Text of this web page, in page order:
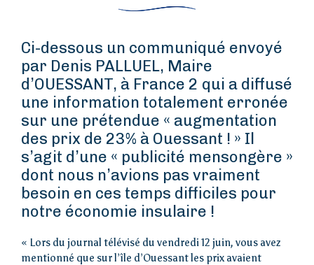
Ci-dessous un communiqué envoyé
par Denis PALLUEL, Maire
d’OUESSANT, à France 2 qui a diffusé
une information totalement erronée
sur une prétendue « augmentation
des prix de 23% à Ouessant ! » Il
s’agit d’une « publicité mensongère »
dont nous n’avions pas vraiment
besoin en ces temps difficiles pour
notre économie insulaire !
« Lors du journal télévisé du vendredi 12 juin, vous avez
mentionné que sur l’île d’Ouessant les prix avaient